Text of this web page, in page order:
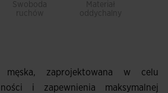
Swoboda
ruchów
Materiał
oddychalny
męska, zaprojektowana w celu
i zapewnienia maksymalnej